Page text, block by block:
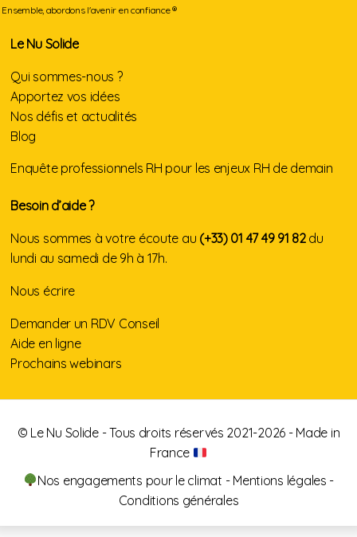
Ensemble, abordons l'avenir en confiance ®
Le Nu Solide
Qui sommes-nous ?
Apportez vos idées
Nos défis et actualités
Blog
Enquête professionnels RH pour les enjeux RH de demain
Besoin d’aide ?
Nous sommes à votre écoute au (+33) 01 47 49 91 82du
lundi au samedi de 9h à 17h.
Nous écrire
Demander un RDV Conseil
Aide en ligne
Prochains webinars
© Le Nu Solide - Tous droits réservés 2021-2026 - Made in
France
Nos engagements pour le climat - Mentions légales -
Conditions générales